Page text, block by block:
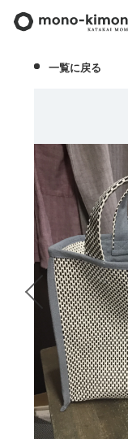
一覧に戻る